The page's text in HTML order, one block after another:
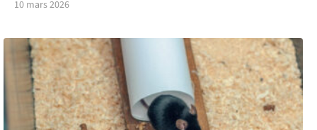
10 mars 2026